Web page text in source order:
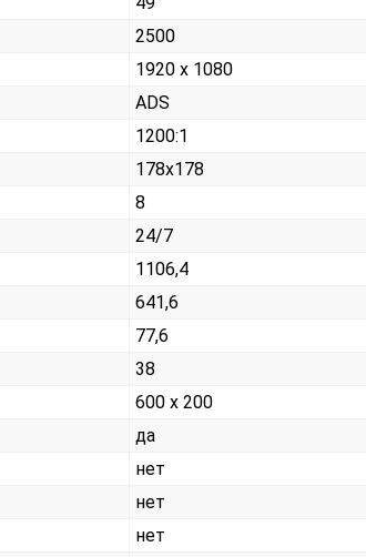
2500
1920 x 1080
ADS
1200:1
178x178
8
24/7
1106,4
641,6
77,6
38
600 х 200
да
нет
нет
нет